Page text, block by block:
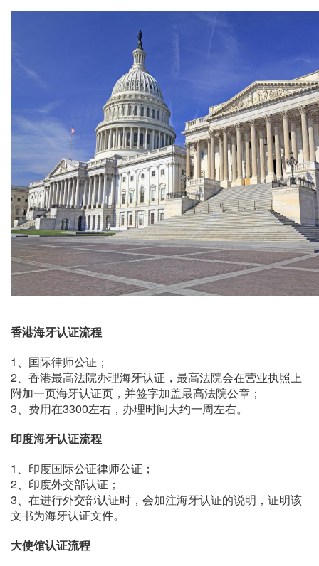
香港海牙认证流程
1、国际律师公证；
2、香港最高法院办理海牙认证，最高法院会在营业执照上
附加一页海牙认证页，并签字加盖最高法院公章；
3、费用在3300左右，办理时间大约一周左右。
印度海牙认证流程
1、印度国际公证律师公证；
2、印度外交部认证；
3、在进行外交部认证时，会加注海牙认证的说明，证明该
文书为海牙认证文件。
大使馆认证流程